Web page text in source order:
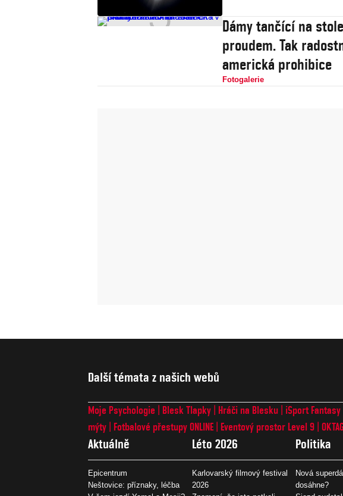
Dámy tančící na
proudem. Tak
americká prohibice
Fotogalerie
Další témata z našich webů
Moje Psychologie Blesk Tlapky Hráči na Blesku iSport Fantasy
mýty
Fotbalové přestupy ONLINE Eventový prostor Level 9
Aktuálně
Epicentrum
Neštovice: příznaky, léčba
Léto 2026
Karlovarský filmový festival
2026
Politika
Nová
dosáhne?